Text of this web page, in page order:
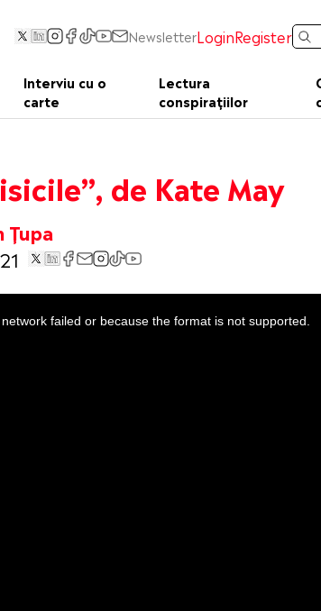
NewsletterLoginRegister
Interviu cu o
carte
Lectura
conspirațiilor
de Kate May
Țupa
failed or because the format is not supported.